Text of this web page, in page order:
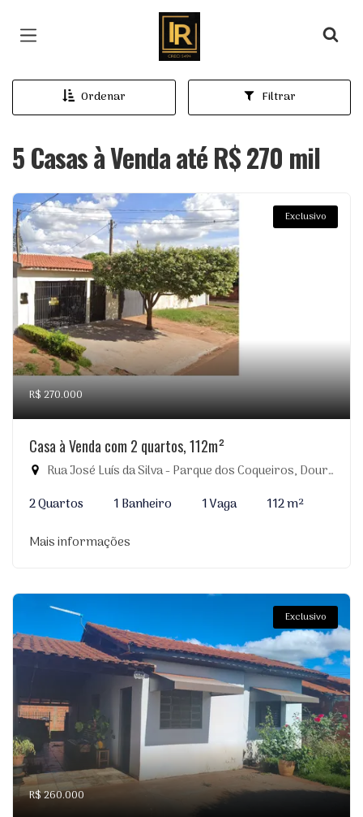
Página inicial
Ordenar Filtrar
5 Casas à Venda até R$ 270 mil
Exclusivo
R$ 270.000
Casa à Venda com 2 quartos, 112m²
Rua José Luís da Silva - Parque dos Coqueiros, Dourados-MS
2 Quartos
1 Banheiro 1 Vaga
112 m²
Mais informações
Exclusivo
R$ 260.000